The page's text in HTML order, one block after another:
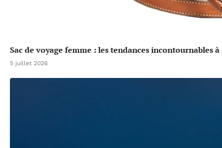
Sac de voyage femme : les tendances incontournables
5 juillet 2026